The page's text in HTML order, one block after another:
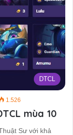
DTCL
1.526
mùa 10
Sư với khả